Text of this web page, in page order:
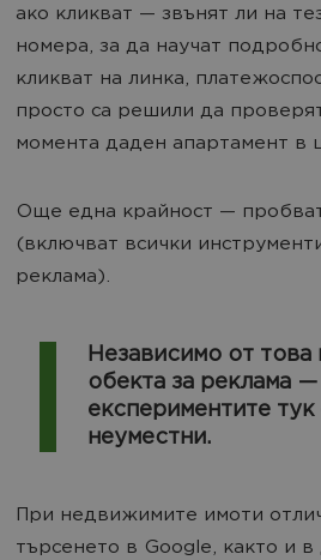
ако кликват — звънят ли на
номера, за да научат
кликват на линка,
просто са решили да
момента даден апартамент в
Още една крайност —
(включват всички
реклама).
Независимо от това
обекта за реклама —
експериментите тук
неуместни.
При недвижимите имоти
търсенето в Google, както и в